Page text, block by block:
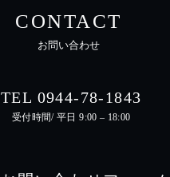
CONTACT
お問い合わせ
TEL 0944-78-1843
受付時間/ 平日 9:00 – 18:00